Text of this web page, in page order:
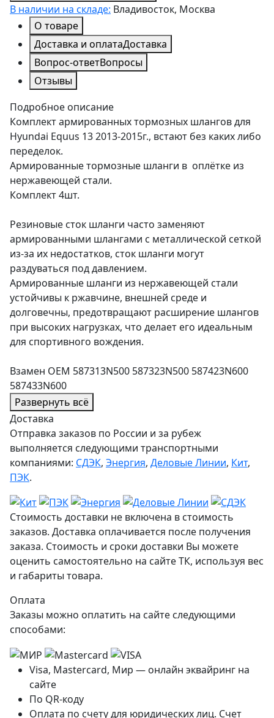
В наличии на складе: Владивосток, Москва
О товаре
Доставка и оплатаДоставка
Вопрос-ответВопросы
Отзывы
Подробное описание
Комплект армированных тормозных шлангов для
Hyundai Equus 13 2013-2015г., встают без каких либо
переделок.
Армированные тормозные шланги в оплётке из
нержавеющей стали.
Комплект 4шт.
Резиновые сток шланги часто заменяют
армированными шлангами с металлической сеткой
из-за их недостатков, сток шланги могут
раздуваться под давлением.
Армированные шланги из нержавеющей стали
устойчивы к ржавчине, внешней среде и
долговечны, предотвращают расширение шлангов
при высоких нагрузках, что делает его идеальным
для спортивного вождения.
Взамен OEM 587313N500 587323N500 587423N600
587433N600
Развернуть всё
Доставка
Отправка заказов по России и за рубеж
выполняется следующими транспортными
компаниями: СДЭК, Энергия, Деловые Линии, Кит,
ПЭК.
Стоимость доставки не включена в стоимость
заказов. Доставка оплачивается после получения
заказа. Стоимость и сроки доставки Вы можете
оценить самостоятельно на сайте ТК, используя вес
и габариты товара.
Оплата
Заказы можно оплатить на сайте следующими
способами:
Visa, Mastercard, Мир — онлайн эквайринг на
сайте
По QR-коду
Оплата по счету для юридических лиц. Счет